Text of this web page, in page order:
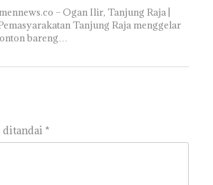
– Ogan Ilir, Tanjung Raja |
Tanjung Raja menggelar
bareng…
ditandai *